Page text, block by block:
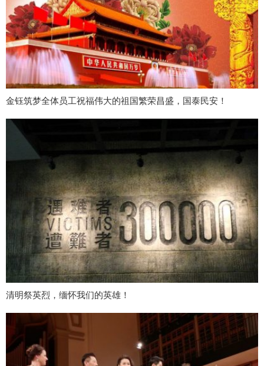
金钰筑梦全体员工祝福伟大的祖国繁荣昌盛，国泰民安！
清明祭英烈，缅怀我们的英雄！